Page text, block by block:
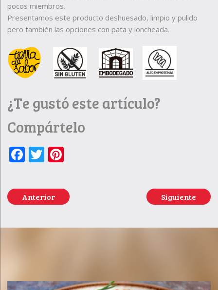
pocos miembros.
Presentamos este producto deshuesado, limpio y pulido
pero también las opciones con pata y loncheada.
¿Te gustó este artículo?
Compártelo
Facebook
Twitter
Anterior Siguiente